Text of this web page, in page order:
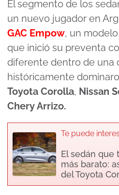
El segmento de los
un nuevo jugador en
GAC Empow, un
que inició su preventa
diferente dentro de una
históricamente
Toyota Corolla, Nissan
Chery Arrizo.
Te puede
El sedán que
más barato:
del Toyota